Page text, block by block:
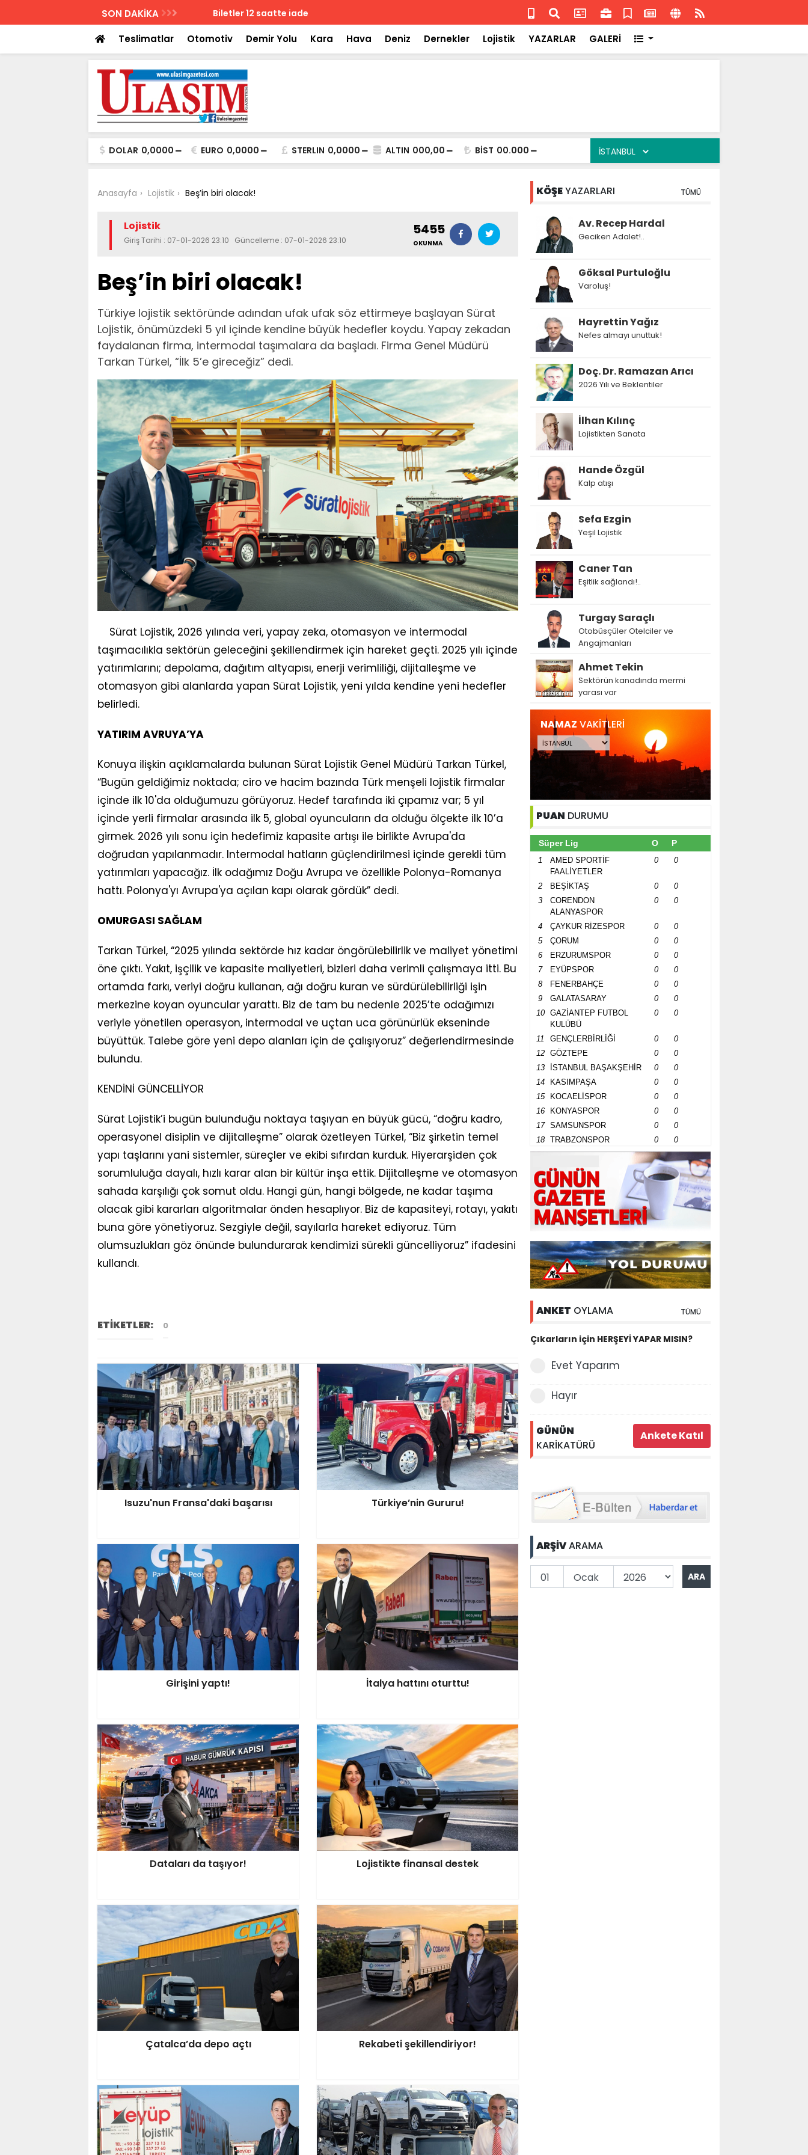
SON DAKİKA Biletler 12 saatte iade Isuzu'nun Fransa'daki başarısı
Teslimatlar Otomotiv Demir Yolu Kara Hava Deniz Dernekler Lojistik YAZARLAR GALERİ
DOLAR 0,0000 EURO 0,0000 STERLIN 0,0000 ALTIN 000,00 BİST 00.000
Anasayfa Lojistik Beş’in biri olacak!
Lojistik
Giriş Tarihi : 07-01-2026 23:10 Güncelleme : 07-01-2026 23:10
5455
OKUNMA
Beş’in biri olacak!
Türkiye lojistik sektöründe adından ufak ufak söz ettirmeye başlayan Sürat
Lojistik, önümüzdeki 5 yıl içinde kendine büyük hedefler koydu. Yapay zekadan
faydalanan firma, intermodal taşımalara da başladı. Firma Genel Müdürü
Tarkan Türkel, “İlk 5’e gireceğiz” dedi.
Sürat Lojistik, 2026 yılında veri, yapay zeka, otomasyon ve intermodal
taşımacılıkla sektörün geleceğini şekillendirmek için hareket geçti. 2025 yılı içinde
yatırımlarını; depolama, dağıtım altyapısı, enerji verimliliği, dijitalleşme ve
otomasyon gibi alanlarda yapan Sürat Lojistik, yeni yılda kendine yeni hedefler
belirledi.
YATIRIM AVRUYA’YA
Konuya ilişkin açıklamalarda bulunan Sürat Lojistik Genel Müdürü Tarkan Türkel,
“Bugün geldiğimiz noktada; ciro ve hacim bazında Türk menşeli lojistik firmalar
içinde ilk 10'da olduğumuzu görüyoruz. Hedef tarafında iki çıpamız var; 5 yıl
içinde yerli firmalar arasında ilk 5, global oyuncuların da olduğu ölçekte ilk 10’a
girmek. 2026 yılı sonu için hedefimiz kapasite artışı ile birlikte Avrupa'da
doğrudan yapılanmadır. Intermodal hatların güçlendirilmesi içinde gerekli tüm
yatırımları yapacağız. İlk odağımız Doğu Avrupa ve özellikle Polonya-Romanya
hattı. Polonya'yı Avrupa'ya açılan kapı olarak gördük” dedi.
OMURGASI SAĞLAM
Tarkan Türkel, “2025 yılında sektörde hız kadar öngörülebilirlik ve maliyet yönetimi
öne çıktı. Yakıt, işçilik ve kapasite maliyetleri, bizleri daha verimli çalışmaya itti. Bu
ortamda farkı, veriyi doğru kullanan, ağı doğru kuran ve sürdürülebilirliği işin
merkezine koyan oyuncular yarattı. Biz de tam bu nedenle 2025’te odağımızı
veriyle yönetilen operasyon, intermodal ve uçtan uca görünürlük ekseninde
büyüttük. Talebe göre yeni depo alanları için de çalışıyoruz” değerlendirmesinde
bulundu.
KENDİNİ GÜNCELLİYOR
Sürat Lojistik’i bugün bulunduğu noktaya taşıyan en büyük gücü, “doğru kadro,
operasyonel disiplin ve dijitalleşme” olarak özetleyen Türkel, “Biz şirketin temel
yapı taşlarını yani sistemler, süreçler ve ekibi sıfırdan kurduk. Hiyerarşiden çok
sorumluluğa dayalı, hızlı karar alan bir kültür inşa ettik. Dijitalleşme ve otomasyon
sahada karşılığı çok somut oldu. Hangi gün, hangi bölgede, ne kadar taşıma
olacak gibi kararları algoritmalar önden hesaplıyor. Biz de kapasiteyi, rotayı, yakıtı
buna göre yönetiyoruz. Sezgiyle değil, sayılarla hareket ediyoruz. Tüm
olumsuzlukları göz önünde bulundurarak kendimizi sürekli güncelliyoruz” ifadesini
kullandı.
ETİKETLER: 0
Isuzu'nun Fransa'daki başarısı Türkiye’nin Gururu!
Girişini yaptı! İtalya hattını oturttu!
Dataları da taşıyor! Lojistikte finansal destek
Çatalca’da depo açtı Rekabeti şekillendiriyor!
KÖŞEYAZARLARI TÜMÜ
Av. Recep Hardal
Geciken Adalet!..
Göksal Purtuloğlu
Varoluş!
Hayrettin Yağız
Nefes almayı unuttuk!
Doç. Dr. Ramazan Arıcı
2026 Yılı ve Beklentiler
İlhan Kılınç
Lojistikten Sanata
Hande Özgül
Kalp atışı
Sefa Ezgin
Yeşil Lojistik
Caner Tan
Eşitlik sağlandı!..
Turgay Saraçlı
Otobüsçüler Otelciler ve
Angajmanları
Ahmet Tekin
Sektörün kanadında mermi
yarası var
NAMAZ VAKİTLERİ
PUAN DURUMU
Süper Lig O P
1
AMED SPORTİF
FAALİYETLER
0 0
2 BEŞİKTAŞ 0
0
3
CORENDON
ALANYASPOR
0 0
4 ÇAYKUR RİZESPOR 0
0
5
ÇORUM 0
0
6
ERZURUMSPOR 0
0
7
EYÜPSPOR 0
0
8
FENERBAHÇE 0
0
9
GALATASARAY 0
0
10
GAZİANTEP FUTBOL
KULÜBÜ
0 0
11 GENÇLERBİRLİĞİ 0
0
12
GÖZTEPE 0
0
13
İSTANBUL BAŞAKŞEHİR 0
0
14
KASIMPAŞA 0
0
15
KOCAELİSPOR 0
0
16
KONYASPOR 0
0
17
SAMSUNSPOR 0
0
18
TRABZONSPOR 0 0
ANKET OYLAMA TÜMÜ
Çıkarların için HERŞEYİ YAPAR MISIN?
Evet Yaparım
Hayır
GÜNÜN
KARİKATÜRÜ
ARŞİVARAMA